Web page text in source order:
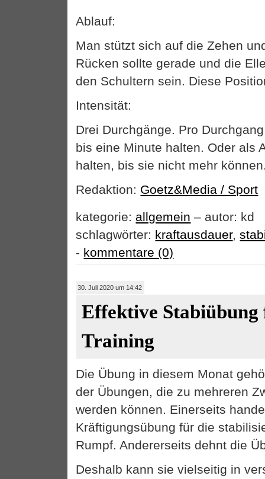
Ablauf:
Man stützt sich auf die Zehen
Rücken sollte gerade und die
den Schultern sein. Diese
Intensität:
Drei Durchgänge. Pro
bis eine Minute halten. Oder als
halten, bis sie nicht mehr
Redaktion: Goetz&Media / Sport
kategorie: allgemein – autor: kd
schlagwörter: kraftausdauer,
- kommentare (0)
30. Juli 2020 um 14:42
Effektive Stabiübung
Training
Die Übung in diesem Monat
der Übungen, die zu mehreren
werden können. Einerseits
Kräftigungsübung für die
Rumpf. Andererseits dehnt die
Deshalb kann sie vielseitig in